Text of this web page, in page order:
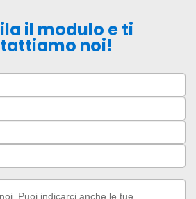
il modulo e ti
noi!